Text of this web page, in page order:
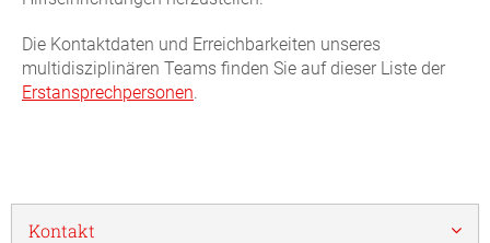
Die Kontaktdaten und Erreichbarkeiten unseres
multidisziplinären Teams finden Sie auf dieser Liste der
Erstansprechpersonen.
Kontakt